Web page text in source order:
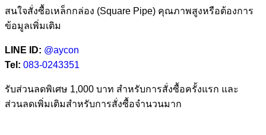
สนใจสั่งซื้อเหล็กกล่อง (Square Pipe) คุณภาพสูงหรือต้องการ
ข้อมูลเพิ่มเติม
LINE ID: @aycon
Tel: 083-0243351
รับส่วนลดพิเศษ 1,000 บาท สำหรับการสั่งซื้อครั้งแรก และ
ส่วนลดเพิ่มเติมสำหรับการสั่งซื้อจำนวนมาก